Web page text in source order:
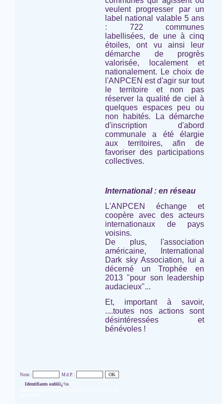
veulent progresser par un
label national valable 5 ans
: 722 communes
labellisées, de une à cinq
étoiles, ont vu ainsi leur
démarche de progrès
valorisée, localement et
nationalement. Le choix de
l'ANPCEN est d'agir sur tout
le territoire et non pas
réserver la qualité de ciel à
quelques espaces peu ou
non habités. La démarche
d'inscription d'abord
communale a été élargie
aux territoires, afin de
favoriser des participations
collectives.
International : en réseau
L'ANPCEN échange et
coopère avec des acteurs
internationaux de pays
voisins.
De plus, l'association
américaine,
International
Dark sky Association,
lui a
décerné un Trophée en
2013 "pour son leadership
audacieux"...
Et, important à savoir,
....toutes nos actions sont
désintéressées et
bénévoles !
Nom :
M.d.P. :
Identifiants oubliï¿½s